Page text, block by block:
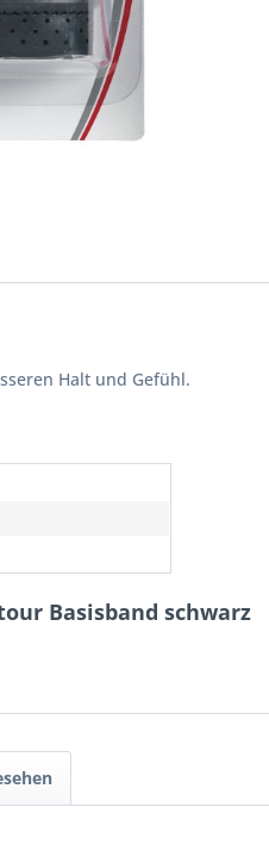
Halt und Gefühl.
Basisband schwarz